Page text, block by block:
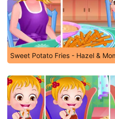
Sweet Potato Fries - Hazel &